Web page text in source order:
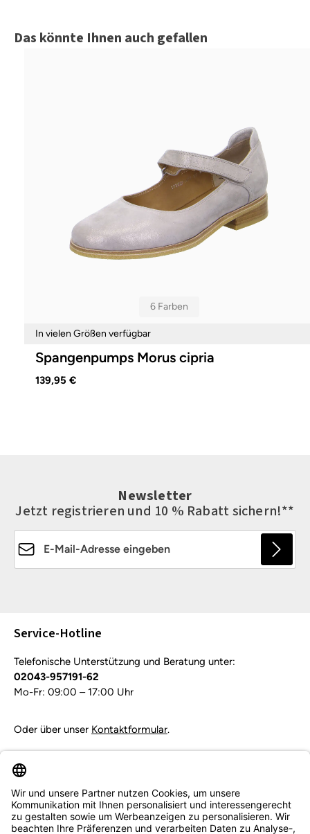
Produktgalerie überspringen
Das könnte Ihnen auch gefallen
6 Farben
In vielen Größen verfügbar
Spangenpumps Morus cipria
139,95 €
Newsletter
Jetzt registrieren und 10 % Rabatt sichern!**
Service-Hotline
Telefonische Unterstützung und Beratung unter:
02043-957191-62
Mo-Fr: 09:00 – 17:00 Uhr
Oder über unser Kontaktformular.
Service & Beratung